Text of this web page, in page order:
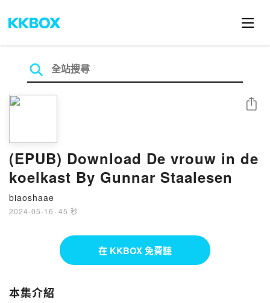
(EPUB) Download De vrouw in de
koelkast By Gunnar Staalesen
biaoshaae
2024-05-16 · 45 秒
分享
在 KKBOX 免費聽
本集介紹